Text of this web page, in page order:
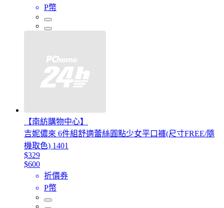
P幣
【南紡購物中心】
吉妮儂來 6件組舒適蕾絲圓點少女平口褲(尺寸FREE/隨
機取色) 1401
$329
$600
折價券
P幣